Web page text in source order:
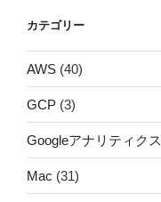
カテゴリー
AWS (40)
GCP (3)
Googleアナリティクス
Mac (31)